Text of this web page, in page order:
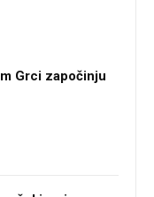
Grci započinju